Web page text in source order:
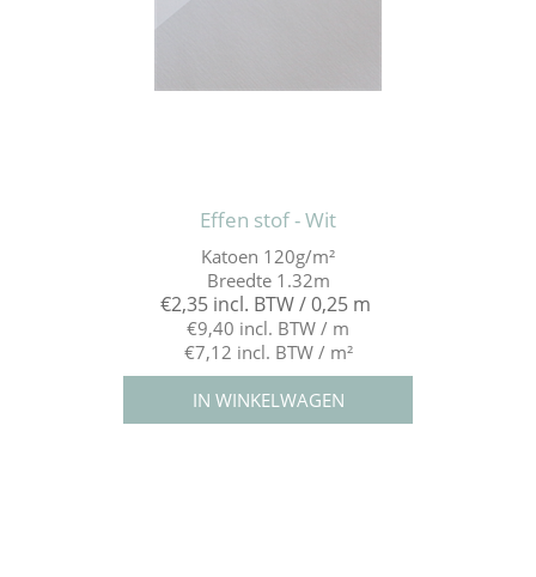
Effen stof - Wit
Katoen 120g/m²
Breedte 1.32m
€2,35 incl. BTW / 0,25 m
€9,40 incl. BTW / m
€7,12 incl. BTW / m²